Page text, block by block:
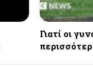
Γιατί οι